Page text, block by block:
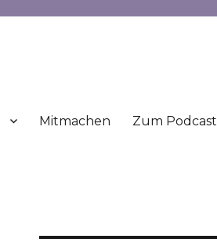
Mitmachen Zum Podcast